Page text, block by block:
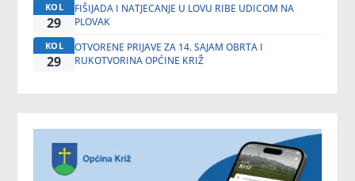
KOL
29
FIŠIJADA I NATJECANJE U LOVU RIBE UDICOM NA
PLOVAK
KOL
29
OTVORENE PRIJAVE ZA 14. SAJAM OBRTA I
RUKOTVORINA OPĆINE KRIŽ